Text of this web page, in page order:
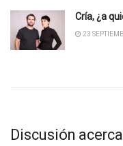
Cría, ¿a
23
Discusión